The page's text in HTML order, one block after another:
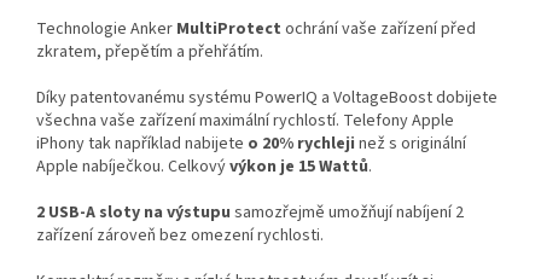
Technologie Anker MultiProtect ochrání vaše zařízení před
zkratem, přepětím a přehřátím.
Díky patentovanému systému PowerIQ a VoltageBoost dobijete
všechna vaše zařízení maximální rychlostí. Telefony Apple
iPhony tak například nabijete o 20% rychleji než s originální
Apple nabíječkou. Celkovývýkon je 15 Wattů.
2 USB-A sloty na výstupu samozřejmě umožňují nabíjení 2
zařízení zároveň bez omezení rychlosti.